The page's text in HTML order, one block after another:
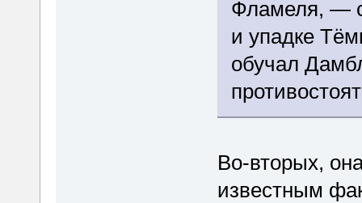
Фламеля, —
и упадке
обучал
Во-вторых,
известным